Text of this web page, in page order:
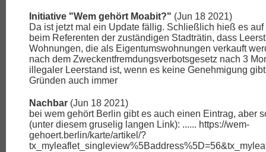
Initiative "Wem gehört Moabit?" (Jun 18 2021)
Da ist jetzt mal ein Update fällig. Schließlich hieß es auf
beim Referenten der zuständigen Stadträtin, dass
Wohnungen, die als Eigentumswohnungen verkauft
nach dem Zweckentfremdungsverbotsgesetz nach 3
illegaler Leerstand ist, wenn es keine Genehmigung
Gründen auch immer
Nachbar (Jun 18 2021)
bei wem gehört Berlin gibt es auch einen Eintrag, aber
(unter diesem gruselig langen Link): ...... https://wem-
gehoert.berlin/karte/artikel/?